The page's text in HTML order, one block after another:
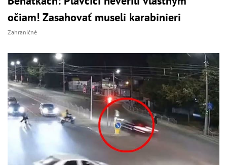
očiam! Zasahovať museli karabinieri
Zahraničné